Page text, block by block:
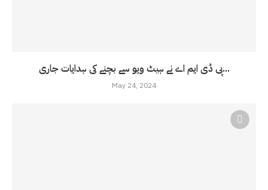
پی ڈی ایم اے نے ہیٹ ویو سے بچنے کی ہدایات جاری...
May 24, 2024